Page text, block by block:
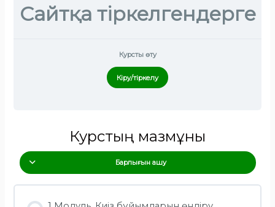
Сайтқа тіркелгендерге
Курсты өту
Кіру/тіркелу
Курстың мазмұны
Барлығын ашу